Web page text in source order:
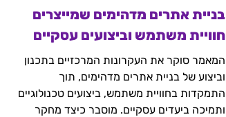
בניית אתרים מדהימים שמייצרים
חוויית משתמש וביצועים עסקיים
המאמר סוקר את העקרונות המרכזיים בתכנון
וביצוע של בניית אתרים מדהימים, תוך
התמקדות בחוויית משתמש, ביצועים טכנולוגיים
ותמיכה ביעדים עסקיים. מוסבר כיצד מחקר